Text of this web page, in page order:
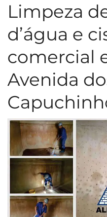
Limpeza
d’água e
comercial
Avenida